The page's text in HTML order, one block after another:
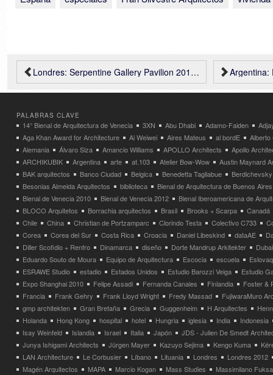
Argentina: Estudio
Londres: Serpentine Gallery Pavilion 2015 – SelgasCano, imágenes de las obras
PALABRAS CLAVE
14° Bienal de Arquitectura de Venecia 3XN Abu Dhabi Adamo-Faiden
Aga Khan Award for Architecture
Ai Weiwei Aires Mateus al bordE
Alberto
Alemania
Álvaro Siza Amancio Williams APOLLO Architects
Apollo
ARCHIKUBIK
Argentina arte at.103 Atelier Bow-Wow
Austin Maynard
BAK arquitectos
Banco Ciudad Belgica Benedetta Tagliabue
Besonias Almeida Arquitectos
biblioteca
Bienal de Arquitectura de Buenos Aires
Bienal de Venecia 2010
Bienal de Venecia 2012
Bienal Iberoamericana de
BLOCO Arquitetos
Borrachia arquitectos Brasil Brooks + Scarpa
Canadá
Chile
China Christian de Portzamparc Clorindo Testa Colectivo C733
Corea
Corea del Sur Costa Rica Croacia Daniel Libeskind dataAE
Diller Scofidio + Renfro
Dinamarca diseño Dorte Mandrup Arkitekter
Dubai
Eduardo Souto de Moura
Equipo de Arquitectura Escocia escuela
ESRAWE Studio
estadio Estados Unidos Estudio Barozzi Veiga
Estudio
Expo Shanghai 2010
Felipe Assadi Fernanda Canales Finlandia
Foster &
Francia
Frank Gehry Frank Lloyd Wright Fredy Massad
FujiwaraMuro
gmp architekten
Gran Bretaña Grecia Guggenheim H Arquitectes
Holanda
Hong Kong hospital hotel Hungria iglesia India
Indonesia
Isay Weinfeld
Islandia Israel Italia Japón
JDS - Julien De Smedt
Junya Ishigami Architects
Jürgen Mayer Kazuyo Sejima Kengo Kuma
LAN Architecture
Le Corbusier Líbano Lituania Londres
Londres 2012
Magén Arquitectos
MAPA Marcio Kogan Mass Studies
Massimilano